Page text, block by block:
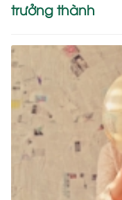
trưởng thành